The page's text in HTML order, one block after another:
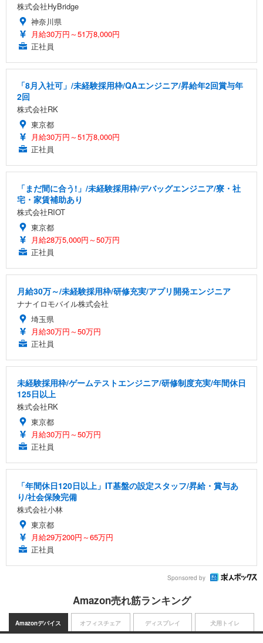
株式会社HyBridge
神奈川県
月給30万円～51万8,000円
正社員
「8月入社可」/未経験採用枠/QAエンジニア/昇給年2回賞与年
2回
株式会社RK
東京都
月給30万円～51万8,000円
正社員
「まだ間に合う!」/未経験採用枠/デバッグエンジニア/寮・社
宅・家賃補助あり
株式会社RIOT
東京都
月給28万5,000円～50万円
正社員
月給30万～/未経験採用枠/研修充実/アプリ開発エンジニア
ナナイロモバイル株式会社
埼玉県
月給30万円～50万円
正社員
未経験採用枠/ゲームテストエンジニア/研修制度充実/年間休日
125日以上
株式会社RK
東京都
月給30万円～50万円
正社員
「年間休日120日以上」IT基盤の設定スタッフ/昇給・賞与あ
り/社会保険完備
株式会社小林
東京都
月給29万200円～65万円
正社員
Sponsored by
Amazon売れ筋ランキング
Amazonデバイス オフィスチェア ディスプレイ 犬用トイレ